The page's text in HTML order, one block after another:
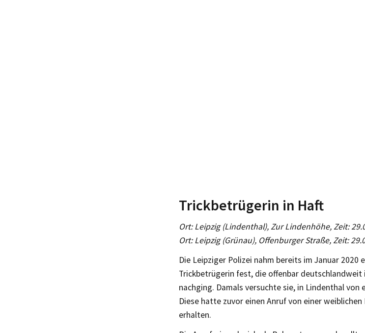
Trickbetrügerin in Haft
Ort: Leipzig (Lindenthal), Zur Lindenhöhe, Zeit:
Ort: Leipzig (Grünau), Offenburger Straße, Zeit:
Die Leipziger Polizei nahm bereits im Januar 2020
Trickbetrügerin fest, die offenbar deutschlandweit
nachging. Damals versuchte sie, in Lindenthal von
Diese hatte zuvor einen Anruf von einer
erhalten.